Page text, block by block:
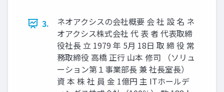
3.
ネオアクシスの会社概要 会 社 設 名 ネ
オアクシス株式会社 代 表 者 代表取締
役社長 立 1979 年 5月 18日 取 締 役 常
務取締役 高橋 正行 山本 修司 （ソリュ
ーション第１事業部長 兼 社長室長）
資 本 株 社 員 金 1億円 主 ITホールデ